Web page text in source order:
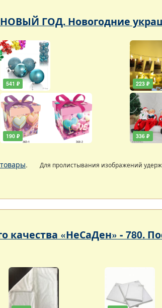
НОВЫЙ ГОД. Новогодние
541 ₽
190 ₽
223 ₽
336 ₽
. Для пролистывания изображений
качества «НеСаДен» - 780.